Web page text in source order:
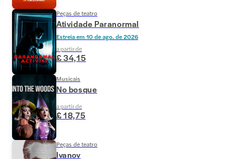
Peças de teatro
Atividade Paranormal
Estreia em 10 de ago. de 2026
a partir de
£ 34,15
Musicais
No bosque
a partir de
£ 18,75
Peças de teatro
Ivanov